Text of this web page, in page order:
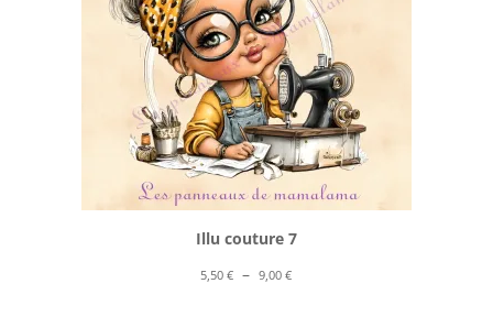
Illu couture 7
5,50€ – 9,00€Plage